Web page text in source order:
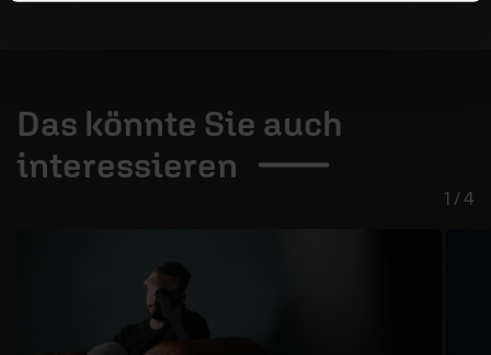
Das könnte Sie auch
interessieren
1 / 4